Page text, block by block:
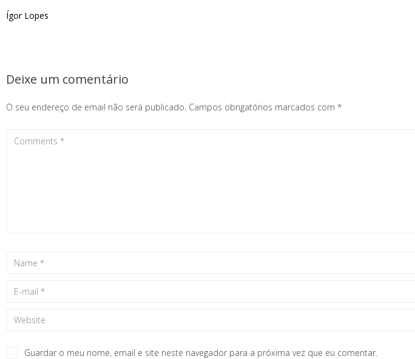
Ígor Lopes
Deixe um comentário
O seu endereço de email não será publicado. Campos obrigatórios marcados com *
Guardar o meu nome, email e site neste navegador para a próxima vez que eu comentar.